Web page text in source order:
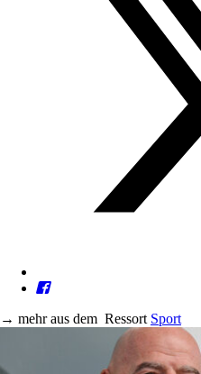
→ mehr aus dem Ressort Sport